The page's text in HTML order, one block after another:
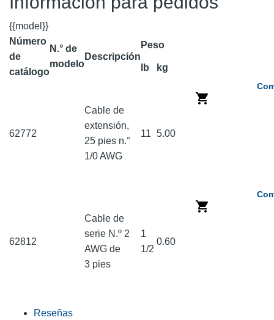
{{model}}
Número
de
catálogo
N.° de
modelo
Descripción
Peso
lb kg
62772
Cable de
extensión,
25 pies n.°
1/0 AWG
11 5.00
62812
Cable de
serie N.º 2
AWG de
3 pies
1
1/2
0.60
Reseñas